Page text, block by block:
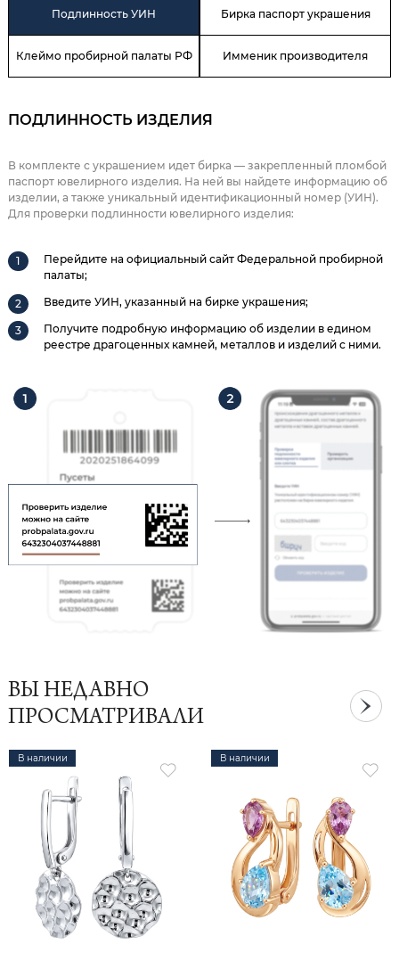
Подлинность УИН Бирка паспорт украшения
Клеймо пробирной палаты РФ Имменик производителя
ПОДЛИННОСТЬ ИЗДЕЛИЯ
В комплекте с украшением идет бирка — закрепленный пломбой
паспорт ювелирного изделия. На ней вы найдете информацию об
изделии, а также уникальный идентификационный номер (УИН).
Для проверки подлинности ювелирного изделия:
Перейдите на официальный сайт Федеральной пробирной
палаты;
Введите УИН, указанный на бирке украшения;
Получите подробную информацию об изделии в едином
реестре драгоценных камней, металлов и изделий с ними.
ВЫ НЕДАВНО
ПРОСМАТРИВАЛИ
В наличии В наличии